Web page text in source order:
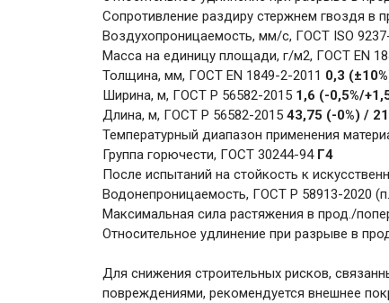
Сопротивление раздиру стержнем гвоздя в
Воздухопроницаемость, мм/с, ГОСТ ISO
Масса на единицу площади, г/м2, ГОСТ EN
Толщина, мм, ГОСТ EN 1849-2-2011 0,3
Ширина, м, ГОСТ Р 56582-2015 1,6 (-0,5%/
Длина, м, ГОСТ Р 56582-2015 43,75 (-0%) /
Температурный диапазон применения
Группа горючести, ГОСТ 30244-94 Г4
После испытаний на стойкость к
Водонепроницаемость, ГОСТ Р 58913-2020
Максимальная сила растяжения в прод./
Относительное удлинение при разрыве в
Для снижения строительных рисков,
повреждениями, рекомендуется внешнее